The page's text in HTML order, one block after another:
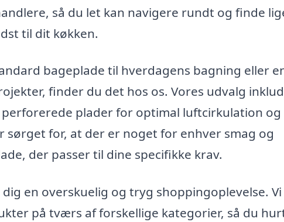
så du let kan navigere rundt og finde
til dit køkken.
bageplade til hverdagens bagning eller
finder du det hos os. Vores udvalg
plader for optimal luftcirkulation og
sørget for, at der er noget for enhver smag og
der passer til dine specifikke krav.
en overskuelig og tryg shoppingoplevelse.
på tværs af forskellige kategorier, så du